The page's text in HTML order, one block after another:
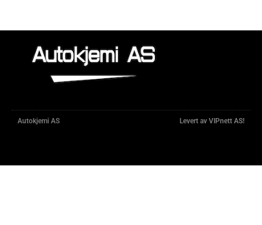
Autokjemi AS Levert av VIPnett AS!